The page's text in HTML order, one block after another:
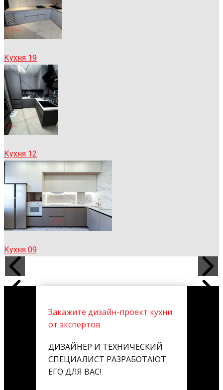
Кухня 19
Кухня 12
Кухня 09
Закажите дизайн-проект кухни
от экспертов
ДИЗАЙНЕР И ТЕХНИЧЕСКИЙ
СПЕЦИАЛИСТ РАЗРАБОТАЮТ
ЕГО ДЛЯ ВАС!